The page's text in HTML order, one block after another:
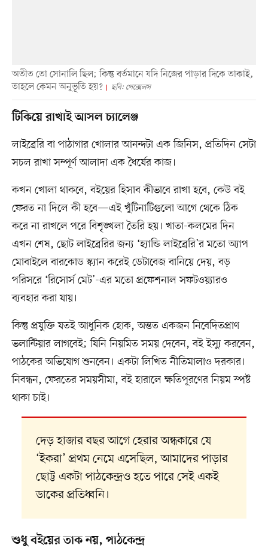
অতীত তো সোনালি ছিল; কিন্তু বর্তমানে যদি নিজের পাড়ার দিকে তাকাই,
তাহলে কেমন অনুভূতি হয়?
ছবি: পেক্সেলস
টিকিয়ে রাখাই আসল চ্যালেঞ্জ
লাইব্রেরি বা পাঠাগার খোলার আনন্দটা এক জিনিস, প্রতিদিন সেটা
সচল রাখা সম্পূর্ণ আলাদা এক ধৈর্যের কাজ।
কখন খোলা থাকবে, বইয়ের হিসাব কীভাবে রাখা হবে, কেউ বই
ফেরত না দিলে কী হবে—এই খুঁটিনাটিগুলো আগে থেকে ঠিক
করে না রাখলে পরে বিশৃঙ্খলা তৈরি হয়। খাতা-কলমের দিন
এখন শেষ, ছোট লাইব্রেরির জন্য ‘হ্যান্ডি লাইব্রেরি’র মতো অ্যাপ
মোবাইলে বারকোড স্ক্যান করেই ডেটাবেজ বানিয়ে দেয়, বড়
পরিসরে ‘রিসোর্স মেট’-এর মতো প্রফেশনাল সফটওয়্যারও
ব্যবহার করা যায়।
কিন্তু প্রযুক্তি যতই আধুনিক হোক, অন্তত একজন নিবেদিতপ্রাণ
ভলান্টিয়ার লাগবেই; যিনি নিয়মিত সময় দেবেন, বই ইস্যু করবেন,
পাঠকের অভিযোগ শুনবেন। একটা লিখিত নীতিমালাও দরকার।
নিবন্ধন, ফেরতের সময়সীমা, বই হারালে ক্ষতিপূরণের নিয়ম স্পষ্ট
থাকা চাই।
দেড় হাজার বছর আগে হেরার অন্ধকারে যে
‘ইকরা’ প্রথম নেমে এসেছিল, আমাদের পাড়ার
ছোট্ট একটা পাঠকেন্দ্রও হতে পারে সেই একই
ডাকের প্রতিধ্বনি।
শুধু বইয়ের তাক নয়, পাঠকেন্দ্র